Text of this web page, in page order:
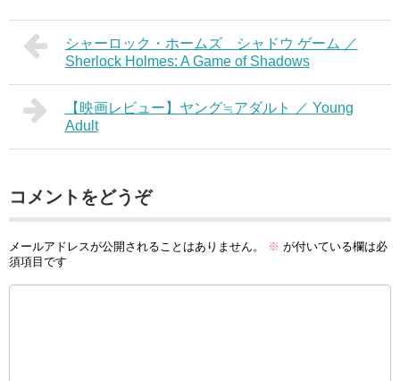
シャーロック・ホームズ シャドウ ゲーム ／
Sherlock Holmes: A Game of Shadows
【映画レビュー】ヤング≒アダルト ／ Young
Adult
コメントをどうぞ
メールアドレスが公開されることはありません。 ※ が付いている欄は必
須項目です